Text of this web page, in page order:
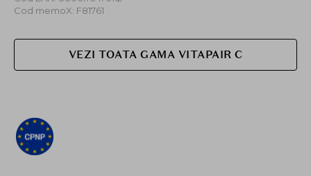
Cod memoX: F81761
VEZI TOATA GAMA VITAPAIR C